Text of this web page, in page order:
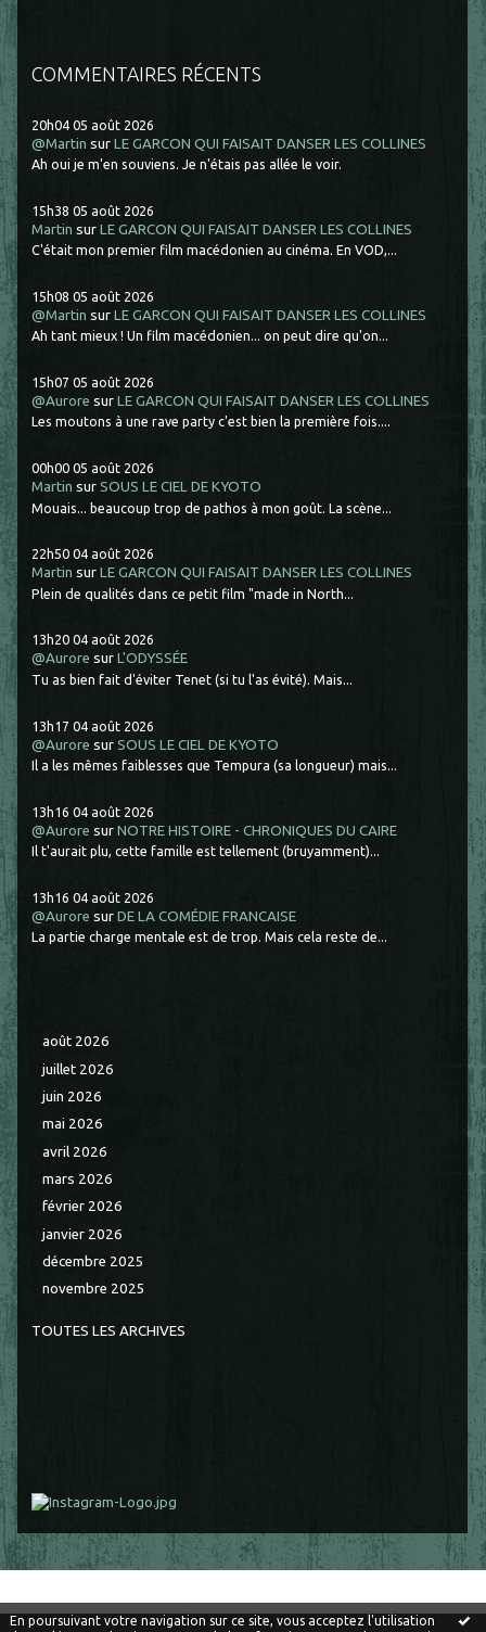
En poursuivant votre navigation sur ce site, vous acceptez l'utilisation
COMMENTAIRES RÉCENTS
20h04 05 août 2026
@Martin surLE GARCON QUI FAISAIT DANSER LES COLLINES
Ah oui je m'en souviens. Je n'étais pas allée le voir.
15h38 05 août 2026
Martin surLE GARCON QUI FAISAIT DANSER LES COLLINES
C'était mon premier film macédonien au cinéma. En VOD,...
15h08 05 août 2026
@Martin surLE GARCON QUI FAISAIT DANSER LES COLLINES
Ah tant mieux ! Un film macédonien... on peut dire qu'on...
15h07 05 août 2026
@Aurore surLE GARCON QUI FAISAIT DANSER LES COLLINES
Les moutons à une rave party c'est bien la première fois....
00h00 05 août 2026
Martin surSOUS LE CIEL DE KYOTO
Mouais... beaucoup trop de pathos à mon goût. La scène...
22h50 04 août 2026
Martin surLE GARCON QUI FAISAIT DANSER LES COLLINES
Plein de qualités dans ce petit film "made in North...
13h20 04 août 2026
@Aurore surL'ODYSSÉE
Tu as bien fait d'éviter Tenet (si tu l'as évité). Mais...
13h17 04 août 2026
@Aurore surSOUS LE CIEL DE KYOTO
Il a les mêmes faiblesses que Tempura (sa longueur) mais...
13h16 04 août 2026
@Aurore surNOTRE HISTOIRE - CHRONIQUES DU CAIRE
Il t'aurait plu, cette famille est tellement (bruyamment)...
13h16 04 août 2026
@Aurore surDE LA COMÉDIE FRANCAISE
La partie charge mentale est de trop. Mais cela reste de...
août 2026
juillet 2026
juin 2026
mai 2026
avril 2026
mars 2026
février 2026
janvier 2026
décembre 2025
novembre 2025
TOUTES LES ARCHIVES